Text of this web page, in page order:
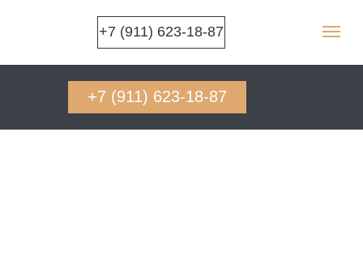
+7 (911) 623-18-87
+7 (911) 623-18-87